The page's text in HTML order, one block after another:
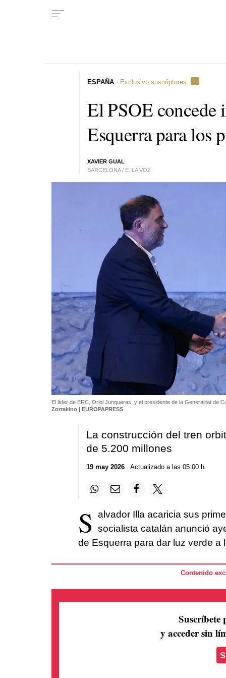
El PSOE concede
Esquerra para los
XAVIER GUAL
BARCELONA / E. LA VOZ
ESPAÑA · Exclusivo suscriptores
El líder de ERC, Oriol Junqueras, y el presidente de la Generalitat de
Zorrakino | EUROPAPRESS
La construcción del tren
de 5.200 millones
19 may 2026. Actualizado a las 05:00 h.
S
alvador Illa acaricia sus
socialista catalán anunció
de Esquerra para dar luz verde
Contenido
Suscríbete
y acceder sin